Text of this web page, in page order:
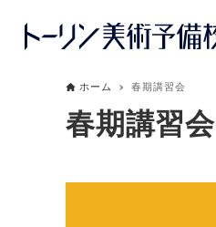
ホーム 春期講習会
春期講習会